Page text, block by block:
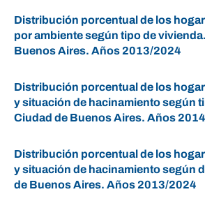
Distribución porcentual de los
por ambiente según tipo de
Buenos Aires. Años 2013/2024
Distribución porcentual de los
y situación de hacinamiento según
Ciudad de Buenos Aires. Años
Distribución porcentual de los
y situación de hacinamiento según
de Buenos Aires. Años 2013/2024